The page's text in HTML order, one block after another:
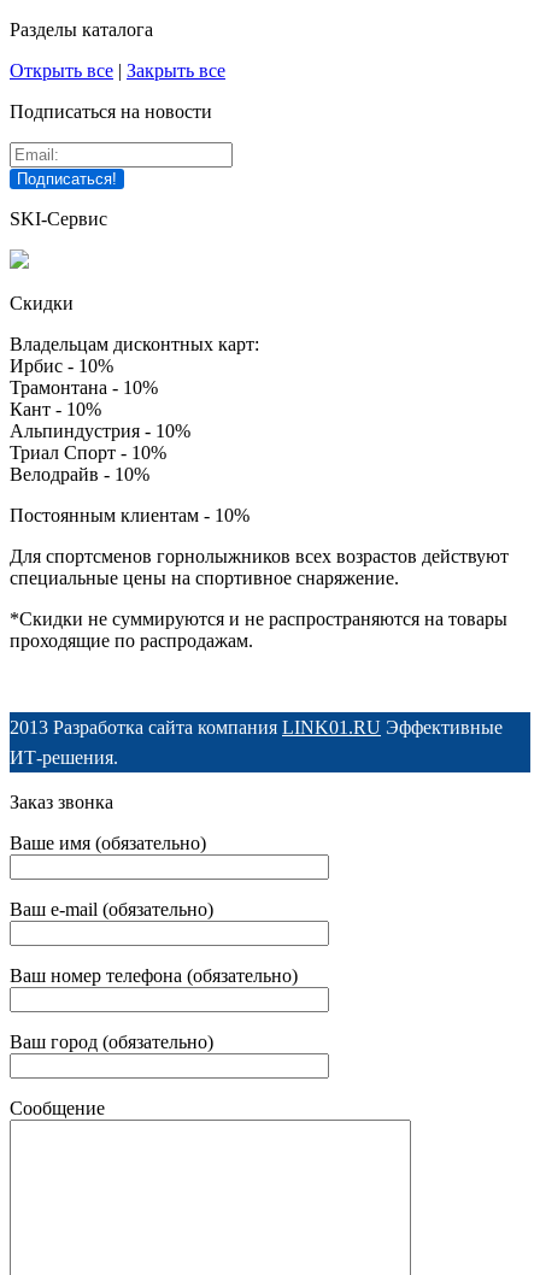
Разделы каталога
Открыть все | Закрыть все
Подписаться на новости
SKI-Сервис
Скидки
Владельцам дисконтных карт:
Ирбис - 10%
Трамонтана - 10%
Кант - 10%
Альпиндустрия - 10%
Триал Спорт - 10%
Велодрайв - 10%
Постоянным клиентам - 10%
Для спортсменов горнолыжников всех возрастов действуют
специальные цены на спортивное снаряжение.
*Скидки не суммируются и не распространяются на товары
проходящие по распродажам.
2013 Разработка сайта компания LINK01.RU Эффективные
ИТ-решения.
Заказ звонка
Ваше имя (обязательно)
Ваш e-mail (обязательно)
Ваш номер телефона (обязательно)
Ваш город (обязательно)
Сообщение